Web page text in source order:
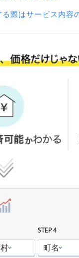
際はサービス内容
STEP 4
町名